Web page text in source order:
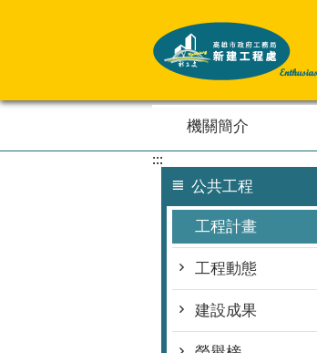
機關簡介
:::
公共工程
工程計畫
工程動態
建設成果